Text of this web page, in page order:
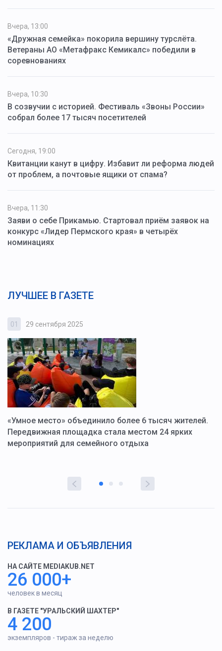
Вчера, 13:00
«Дружная семейка» покорила вершину турслёта.
Ветераны АО «Метафракс Кемикалс» победили в
соревнованиях
Вчера, 10:30
В созвучии с историей. Фестиваль «Звоны России»
собрал более 17 тысяч посетителей
Сегодня, 19:00
Квитанции канут в цифру. Избавит ли реформа людей
от проблем, а почтовые ящики от спама?
Вчера, 11:30
Заяви о себе Прикамью. Стартовал приём заявок на
конкурс «Лидер Пермского края» в четырёх
номинациях
ЛУЧШЕЕ В ГАЗЕТЕ
01 29 сентября 2025
«Умное место» объединило более 6 тысяч жителей.
Передвижная площадка стала местом 24 ярких
мероприятий для семейного отдыха
РЕКЛАМА И ОБЪЯВЛЕНИЯ
НА САЙТЕ MEDIAKUB.NET
26 000+
человек в месяц
В ГАЗЕТЕ "УРАЛЬСКИЙ ШАХТЕР"
4 200
экземпляров - тираж за неделю